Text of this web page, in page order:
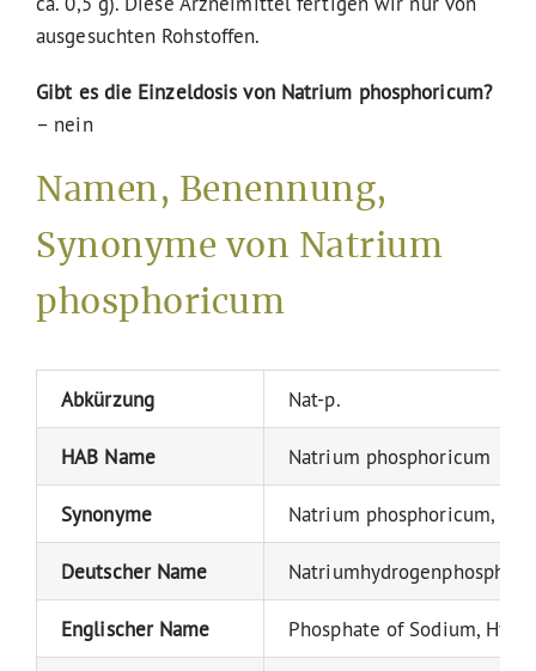
ausgesuchten Rohstoffen.
Gibt es die Einzeldosis von Natrium phosphoricum?
– nein
Namen, Benennung,
Synonyme von Natrium
phosphoricum
Abkürzung Nat-p.
HAB Name Natrium phosphoricum
Synonyme Natrium phosphoricum,
Deutscher Name Natriumhydrogenphosphat
Englischer Name Phosphate of Sodium,